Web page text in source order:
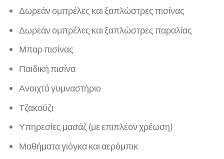
Δωρεάν ομπρέλες και ξαπλώστρες πισίνας
Δωρεάν ομπρέλες και ξαπλώστρες παραλίας
Μπαρ πισίνας
Παιδική πισίνα
Ανοιχτό γυμναστήριο
Τζακούζι
Υπηρεσίες μασάζ (με επιπλέον χρέωση)
Μαθήματα γιόγκα και αερόμπικ